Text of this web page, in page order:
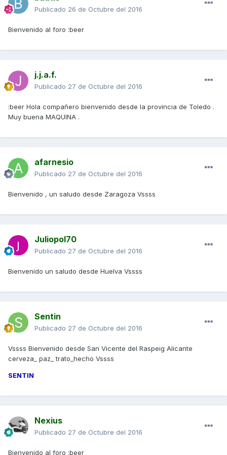
Publicado 26 de Octubre del 2016
Bienvenido al foro :beer
j.j.a.f.
Publicado 27 de Octubre del 2016
:beer Hola compañero bienvenido desde la provincia de Toledo .
Muy buena MAQUINA .
afarnesio
Publicado 27 de Octubre del 2016
Bienvenido , un saludo desde Zaragoza Vssss
Juliopol70
Publicado 27 de Octubre del 2016
Bienvenido un saludo desde Huelva Vssss
Sentin
Publicado 27 de Octubre del 2016
Vssss Bienvenido desde San Vicente del Raspeig Alicante
cerveza_ paz_ trato_hecho Vssss
SENTIN
Nexius
Publicado 27 de Octubre del 2016
Bienvenido al foro :beer